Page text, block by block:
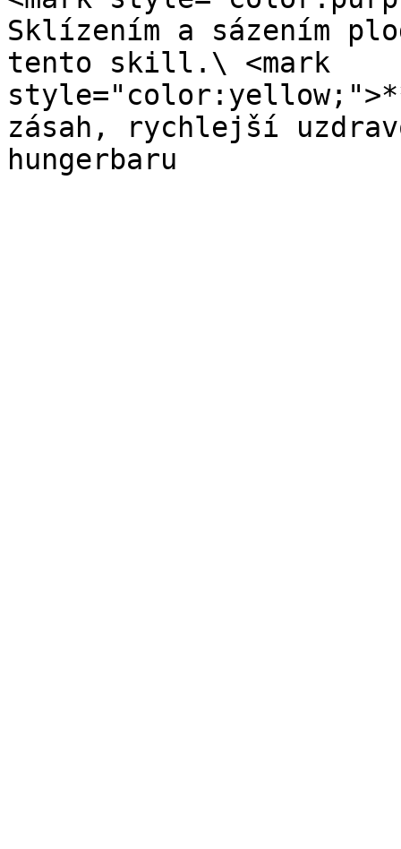
Sklízením a sázením
tento skill.\ <mark
zásah, rychlejší